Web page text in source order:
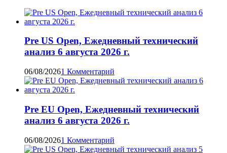
Pre US Open, Ежедневный технический
анализ 6 августа 2026 г.
06/08/20261 Комментарий
Pre EU Open, Ежедневный технический
анализ 6 августа 2026 г.
06/08/20261 Комментарий